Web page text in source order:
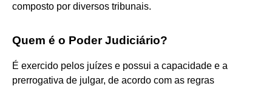
composto por diversos tribunais.
Quem é o Poder Judiciário?
É exercido pelos juízes e possui a capacidade e a
prerrogativa de julgar, de acordo com as regras